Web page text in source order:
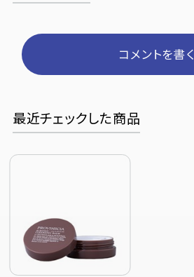
コメントを書く
最近チェックした商品